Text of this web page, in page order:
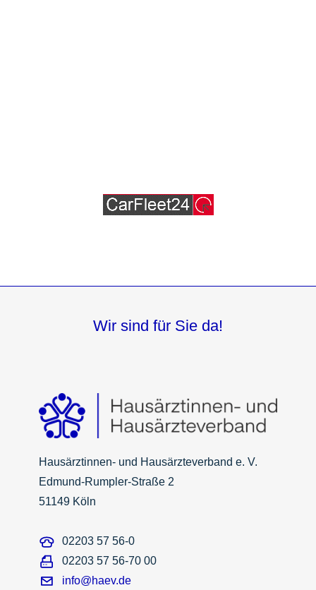
Wir sind für Sie da!
Hausärztinnen- und Hausärzteverband e. V.
Edmund-Rumpler-Straße 2
51149 Köln
02203 57 56-0
02203 57 56-70 00
info@haev.de